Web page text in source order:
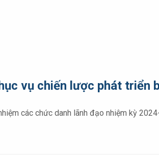
vụ chiến lược phát triển
các chức danh lãnh đạo nhiệm kỳ